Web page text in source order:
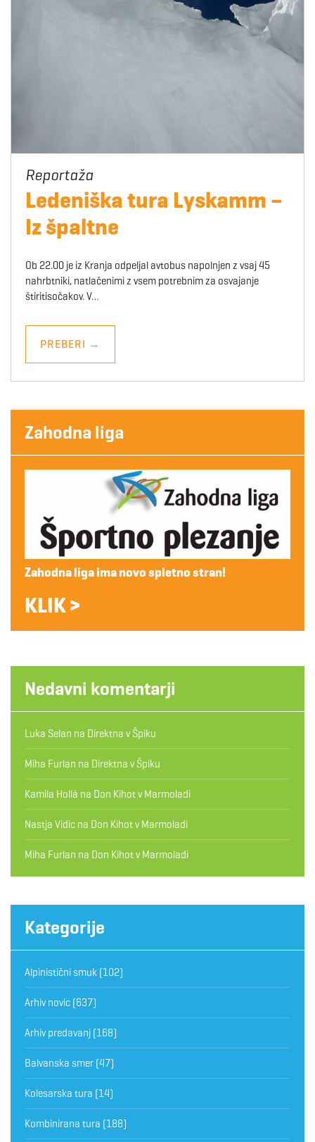
Ledeniška tura Lyskamm –
Iz špaltne
Ob 22.00 je iz Kranja odpeljal avtobus napolnjen z vsaj 45
nahrbtniki, natlačenimi z vsem potrebnim za osvajanje
štiritisočakov. V…
PREBERI →
Zahodna liga
Zahodna liga ima novo spletno stran!
KLIK >
Nedavni komentarji
Luka Selan na Direktna v Špiku
Miha Furlan na Direktna v Špiku
Kamila Hollá na Don Kihot v Marmoladi
Nastja Vidic na Don Kihot v Marmoladi
Miha Furlan na Don Kihot v Marmoladi
Kategorije
Alpinistični smuk (102)
Arhiv novic (637)
Arhiv predavanj (168)
Balvanska smer (47)
Kolesarska tura (14)
Kombinirana tura (188)